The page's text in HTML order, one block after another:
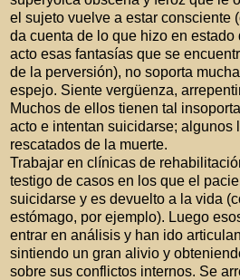
el sujeto vuelve a estar consciente
da cuenta de lo que hizo en estado
acto esas fantasías que se
de la perversión), no soporta
espejo. Siente vergüenza,
Muchos de ellos tienen tal
acto e intentan suicidarse; algunos
rescatados de la muerte.
Trabajar en clínicas de
testigo de casos en los que el
suicidarse y es devuelto a la vida
estómago, por ejemplo). Luego
entrar en análisis y han ido
sintiendo un gran alivio y
sobre sus conflictos internos. Se